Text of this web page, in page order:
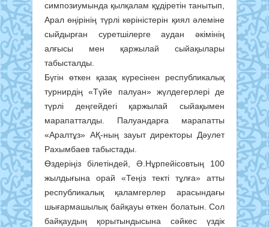
симпозиумында қылқалам құдіретін танытып,
Арал өңірінің түрлі көріністерін қиял әлеміне
сыйдырған суретшілерге аудан әкімінің
алғысы мен қаржылай сыйақылары
табысталды.
Бүгін өткен қазақ күресінен республикалық
турнирдің «Түйе палуан» жүлдегерлері де
түрлі деңгейдегі қаржылай сыйақымен
марапатталды. Палуандарға марапатты
«Аралтұз» АҚ-ның зауыт директоры Дәулет
Рахымбаев табыстады.
Өздеріңіз білетіндей, Ә.Нұрпейісовтың 100
жылдығына орай «Теңіз текті тұлға» атты
республикалық қаламгерлер арасындағы
шығармашылық байқауы өткен болатын. Сол
байқаудың қорытындысына сәйкес үздік